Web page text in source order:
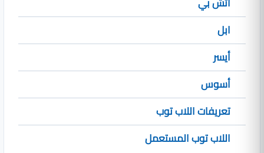
ابل
أيسر
أسوس
تعريفات اللاب توب
اللاب توب المستعمل